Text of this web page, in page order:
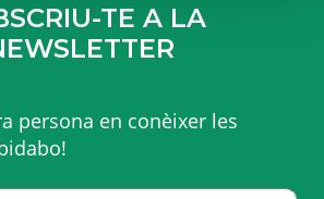
TE A LA
persona en conèixer les